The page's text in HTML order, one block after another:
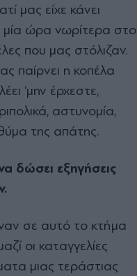
μας είχε κάνει
μία ώρα νωρίτερα στο
που μας στόλιζαν.
παίρνει η κοπέλα
‘μην έρχεστε,
αστυνομία,
της απάτης.
δώσει εξηγήσεις
σε αυτό το κτήμα
οι καταγγελίες
μιας τεράστιας